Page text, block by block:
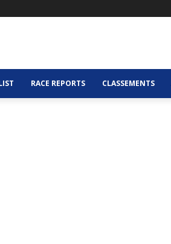
RACE REPORTS CLASSEMENTS